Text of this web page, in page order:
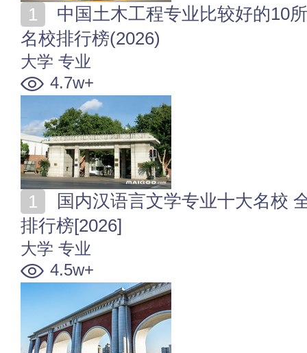
名校排行榜(2026)
大学 专业
4.7w+
排行榜[2026]
大学 专业
4.5w+